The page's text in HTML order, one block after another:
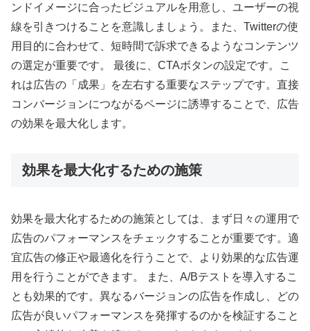
ンドイメージに合ったビジュアルを用意し、ユーザーの視
線を引きつけることを意識しましょう。また、Twitterの使
用目的に合わせて、短時間で訴求できるようなコンテンツ
の選定が重要です。 最後に、CTAボタンの設定です。こ
れは広告の「成果」を左右する重要なステップです。直接
コンバージョンにつながるページに誘導することで、広告
の効果を最大化します。
効果を最大化するための施策
効果を最大化するための施策としては、まず日々の運用で
広告のパフォーマンスをチェックすることが重要です。適
宜広告の修正や最適化を行うことで、より効果的な広告運
用を行うことができます。 また、A/Bテストを導入するこ
とも効果的です。異なるバージョンの広告を作成し、どの
広告が良いパフォーマンスを発揮するのかを検証すること